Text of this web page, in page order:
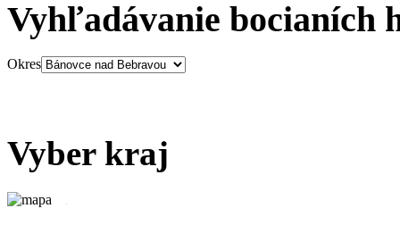
Vyhľadávanie bocianích
Okres
Vyber kraj